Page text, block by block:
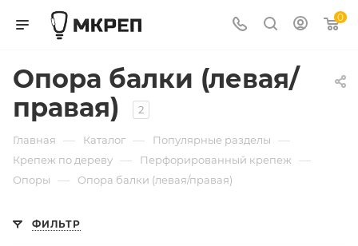
0
Опора балки (левая/
правая)
2
Главная — Каталог — Популярные разделы —
Крепеж по дереву — Перфорированный крепеж —
Опоры — Опора балки (левая/правая)
ФИЛЬТР